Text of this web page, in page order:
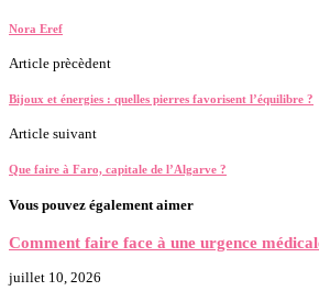
Nora Eref
Article prècèdent
Bijoux et énergies : quelles pierres favorisent l’équilibre ?
Article suivant
Que faire à Faro, capitale de l’Algarve ?
Vous pouvez également aimer
Comment faire face à une urgence
juillet 10, 2026